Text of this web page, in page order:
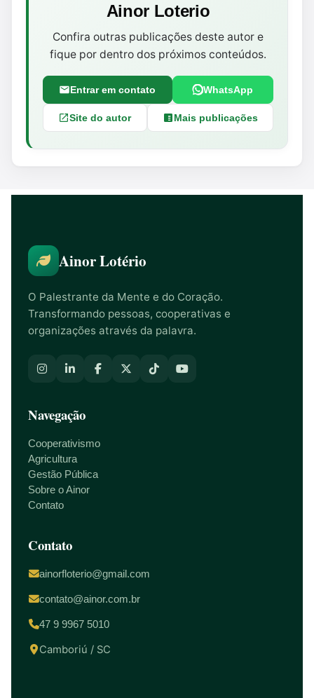
Ainor Loterio
Confira outras publicações deste autor e
fique por dentro dos próximos conteúdos.
Entrar em contato WhatsApp
Site do autor Mais publicações
Ainor Lotério
O Palestrante da Mente e do Coração.
Transformando pessoas, cooperativas e
organizações através da palavra.
Navegação
Cooperativismo
Agricultura
Gestão Pública
Sobre o Ainor
Contato
Contato
ainorfloterio@gmail.com
contato@ainor.com.br
47 9 9967 5010
Camboriú / SC